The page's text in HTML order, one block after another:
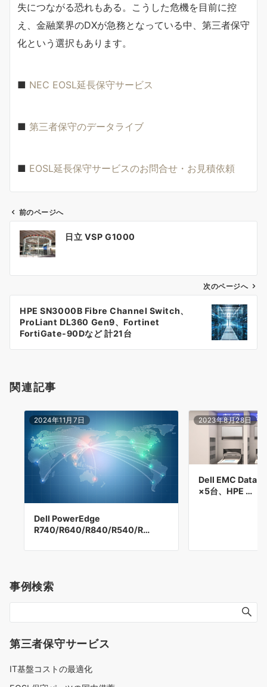
失につながる恐れもある。こうした危機を目前に控
え、金融業界のDXが急務となっている中、第三者保守
化という選択もあります。
■ NEC EOSL延長保守サービス
■ 第三者保守のデータライブ
■ EOSL延長保守サービスのお問合せ・お見積依頼
投
稿
ゲ
ー
シ
ン
前のページへ
日立 VSP G1000
次のページへ
HPE SN3000B Fibre Channel Switch、
ProLiant DL360 Gen9、Fortinet
FortiGate-90Dなど 計21台
関連記事
2024年11月7日
Dell PowerEdge
R740/R640/R840/R540/R…
2023年8月28日
Dell EMC Data
×5台、HPE …
事例検索
第三者保守サービス
IT基盤コストの最適化